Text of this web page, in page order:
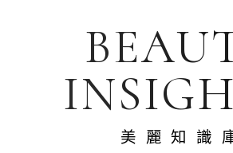
美麗知識